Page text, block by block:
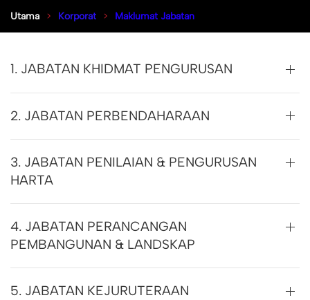
Utama Korporat Maklumat Jabatan
1. JABATAN KHIDMAT PENGURUSAN
2. JABATAN PERBENDAHARAAN
3. JABATAN PENILAIAN & PENGURUSAN
HARTA
4. JABATAN PERANCANGAN
PEMBANGUNAN & LANDSKAP
5. JABATAN KEJURUTERAAN